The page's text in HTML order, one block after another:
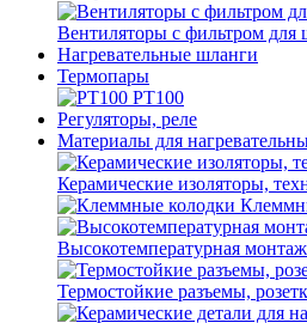
Вентиляторы с фильтром для
Нагревательные шланги
Термопары
PT100
Регуляторы, реле
Материалы для
Керамические изоляторы,
Высокотемпературная
Термостойкие разъемы,